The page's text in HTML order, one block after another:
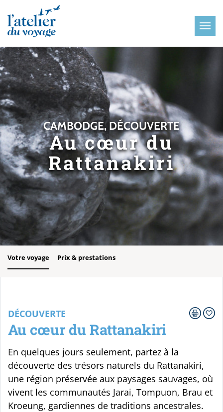
CAMBODGE, DÉCOUVERTE
Au cœur du
Rattanakiri
Votre voyage Prix & prestations
DÉCOUVERTE
Au cœur du Rattanakiri
En quelques jours seulement, partez à la
découverte des trésors naturels du Rattanakiri,
une région préservée aux paysages sauvages, où
vivent les communautés Jarai, Tompuon, Brau et
Kroeung, gardiennes de traditions ancestrales.
Panneau de gestion des cookies